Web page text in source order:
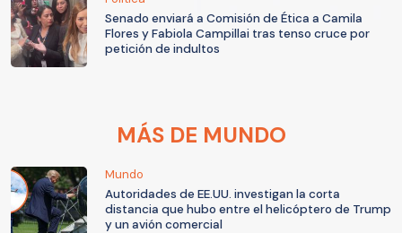
Senado enviará a Comisión de Ética a Camila
Flores y Fabiola Campillai tras tenso cruce por
petición de indultos
MÁS DE MUNDO
Mundo
Autoridades de EE.UU. investigan la corta
distancia que hubo entre el helicóptero de Trump
y un avión comercial